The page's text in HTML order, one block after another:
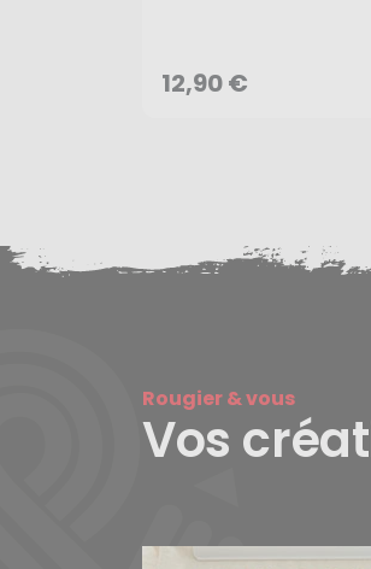
12,90 €AJOUTER AU
Rougier & vous
Vos